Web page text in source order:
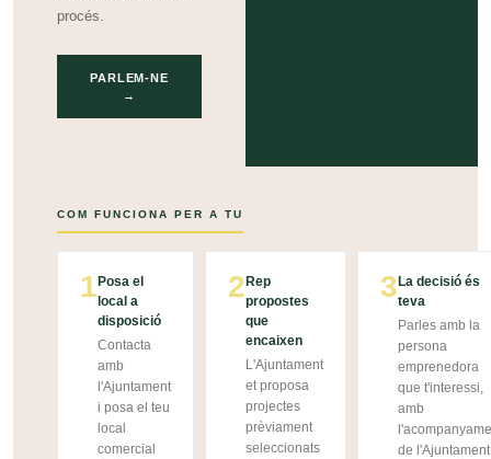
procés.
PARLEM-NE
→
COM FUNCIONA PER A TU
1 Posa el
local a
disposició
Contacta
amb
l'Ajuntament
i posa el teu
local
comercial
2 Rep
propostes
que
encaixen
L'Ajuntament
et proposa
projectes
prèviament
seleccionats
3 La decisió és
teva
Parles amb la
persona
emprenedora
que t'interessi,
amb
de